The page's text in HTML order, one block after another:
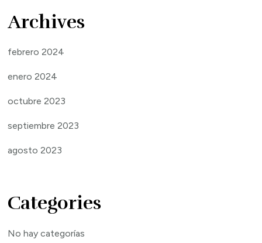
Archives
febrero 2024
enero 2024
octubre 2023
septiembre 2023
agosto 2023
Categories
No hay categorías